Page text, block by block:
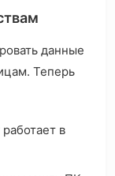
данные
Теперь
в